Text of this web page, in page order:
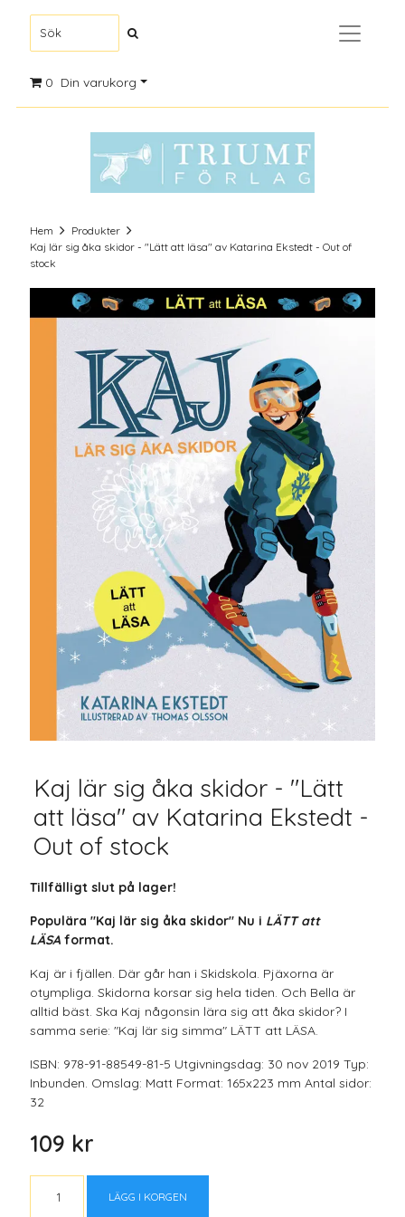
0 Din varukorg
Hem
Produkter
Kaj lär sig åka skidor - "Lätt att läsa" av Katarina Ekstedt - Out of
stock
Kaj lär sig åka skidor - "Lätt
att läsa" av Katarina Ekstedt -
Out of stock
Tillfälligt slut på lager!
Populära "Kaj lär sig åka skidor" Nu i LÄTT att
LÄSA format.
Kaj är i fjällen. Där går han i Skidskola. Pjäxorna är
otympliga. Skidorna korsar sig hela tiden. Och Bella är
alltid bäst. Ska Kaj någonsin lära sig att åka skidor? I
samma serie: "Kaj lär sig simma" LÄTT att LÄSA.
ISBN: 978-91-88549-81-5 Utgivningsdag: 30 nov 2019 Typ:
Inbunden. Omslag: Matt Format: 165x223 mm Antal sidor:
32
109 kr
LÄGG I KORGEN